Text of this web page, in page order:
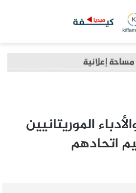
الموريتانيين
اتحادهم